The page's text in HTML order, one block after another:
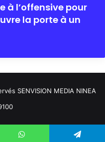
à l’offensive pour
la porte à un
SENVISION MEDIA NINEA